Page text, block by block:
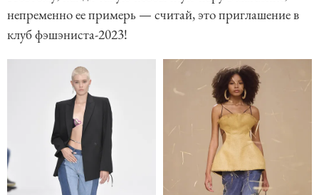
непременно ее примерь — считай, это приглашение в
клуб фэшэниста-2023!